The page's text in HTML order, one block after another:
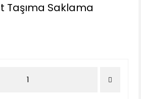
Taşıma Saklama